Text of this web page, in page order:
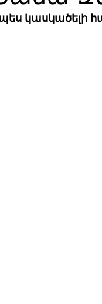
կասկածելի